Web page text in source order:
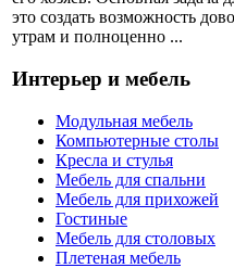
это создать возможность
утрам и полноценно ...
Интерьер и мебель
Модульная мебель
Компьютерные столы
Кресла и стулья
Мебель для спальни
Мебель для прихожей
Гостиные
Мебель для столовых
Плетеная мебель